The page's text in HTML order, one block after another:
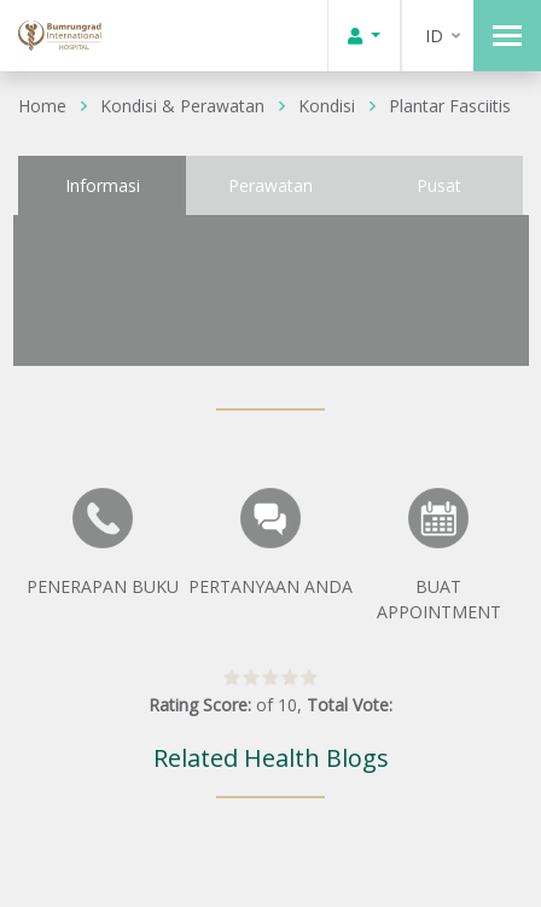
ID
Home Kondisi & Perawatan Kondisi Plantar Fasciitis
Informasi Perawatan Pusat
PENERAPAN BUKU PERTANYAAN ANDA
BUAT
APPOINTMENT
Rating Score: of 10, Total Vote:
Related Health Blogs